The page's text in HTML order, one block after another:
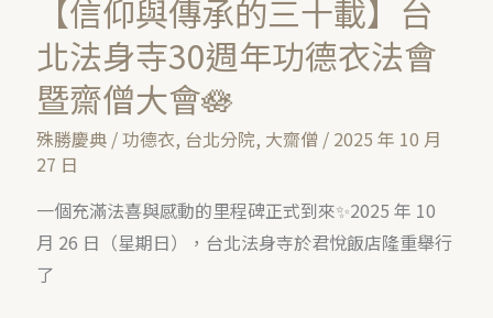
【信仰與傳承的三十載】台
北法身寺30週年功德衣法會
暨齋僧大會🪷
殊勝慶典/功德衣, 台北分院, 大齋僧 / 2025 年 10 月
27 日
一個充滿法喜與感動的里程碑正式到來✨2025 年 10
月 26 日（星期日），台北法身寺於君悅飯店隆重舉行
了
30
週
年
功
衣
法
會